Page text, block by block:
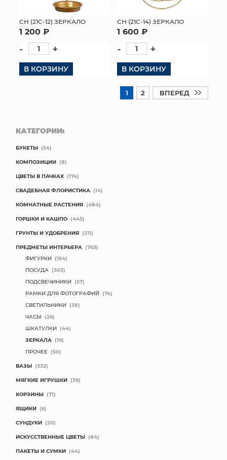
СН (21C-12) ЗЕРКАЛО
1 200 ₽
- +
В КОРЗИНУ
СН (21C-14) ЗЕРКАЛО
1 600 ₽
- +
В КОРЗИНУ
1 2 ВПЕРЕД
КАТЕГОРИИ:
БУКЕТЫ (54)
КОМПОЗИЦИИ (8)
ЦВЕТЫ В ПАЧКАХ (174)
СВАДЕБНАЯ ФЛОРИСТИКА (14)
КОМНАТНЫЕ РАСТЕНИЯ (484)
ГОРШКИ И КАШПО (445)
ГРУНТЫ И УДОБРЕНИЯ (211)
ПРЕДМЕТЫ ИНТЕРЬЕРА (763)
ФИГУРКИ (154)
ПОСУДА (303)
ПОДСВЕЧИНИКИ (57)
РАМКИ ДЛЯ ФОТОГРАФИЙ (74)
СВЕТИЛЬНИКИ (38)
ЧАСЫ (26)
ШКАТУЛКИ (44)
ЗЕРКАЛА (19)
ПРОЧЕЕ (50)
ВАЗЫ (332)
МЯГКИЕ ИГРУШКИ (39)
КОРЗИНЫ (71)
ЯЩИКИ (6)
СУНДУКИ (20)
ИСКУССТВЕННЫЕ ЦВЕТЫ (84)
ПАКЕТЫ И СУМКИ (44)